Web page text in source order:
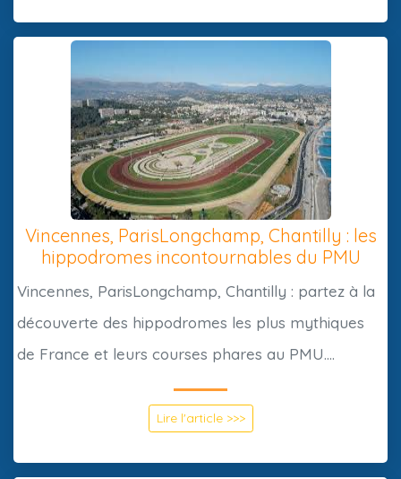
Vincennes, ParisLongchamp, Chantilly : les
hippodromes incontournables du PMU
Vincennes, ParisLongchamp, Chantilly : partez à la
découverte des hippodromes les plus mythiques
de France et leurs courses phares au PMU....
Lire l'article >>>